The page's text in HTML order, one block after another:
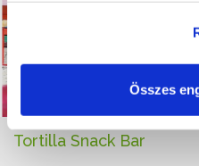
Összes
Tortilla Snack Bar